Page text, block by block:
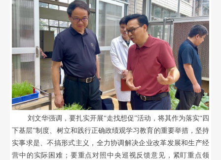
刘文华强调，要扎实开展“走找想促”活动，将其作为落实“四
下基层”制度、树立和践行正确政绩观学习教育的重要举措，坚持
实事求是、不搞形式主义，全力协调解决企业改革发展和生产经
营中的实际困难；要重点对照中央巡视反馈意见，紧盯重点领